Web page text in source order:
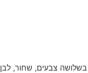
בשלושה צבעים, שחור, לבן